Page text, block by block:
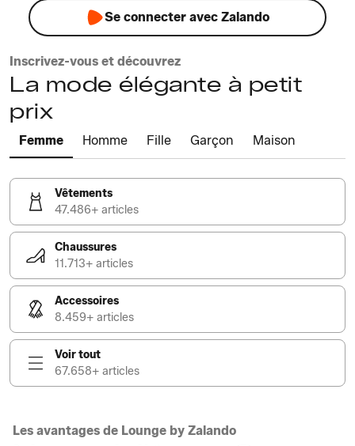
Se connecter avec Zalando
Inscrivez-vous et découvrez
La mode élégante à petit
prix
Femme Homme Fille Garçon Maison
Vêtements
47.486+ articles
Chaussures
11.713+ articles
Accessoires
8.459+ articles
Voir tout
67.658+ articles
Les avantages de Lounge by Zalando